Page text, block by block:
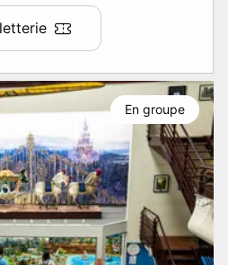
En groupe